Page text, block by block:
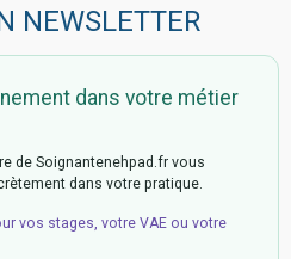
NEWSLETTER
dans votre métier
de Soignantenehpad.fr vous
dans votre pratique.
vos stages, votre VAE ou votre